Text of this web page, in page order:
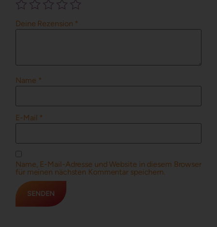
Deine Rezension *
Name *
E-Mail *
Name, E-Mail-Adresse und Website in diesem Browser
für meinen nächsten Kommentar speichern.